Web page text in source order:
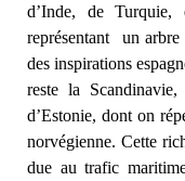
d’Inde, de
représentant un
des inspirations
reste la
d’Estonie, dont on
norvégienne. Cette
due au trafic